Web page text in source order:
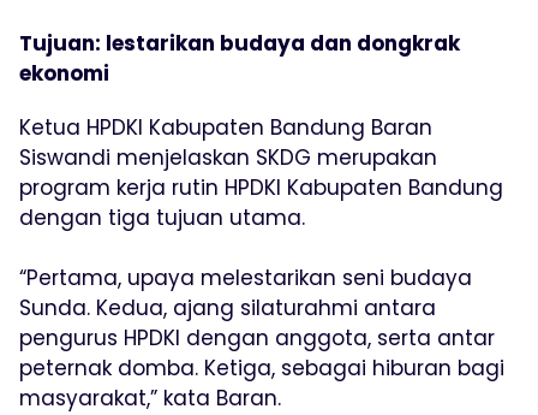
Tujuan: lestarikan budaya dan dongkrak
ekonomi
Ketua HPDKI Kabupaten Bandung Baran
Siswandi menjelaskan SKDG merupakan
program kerja rutin HPDKI Kabupaten Bandung
dengan tiga tujuan utama.
“Pertama, upaya melestarikan seni budaya
Sunda. Kedua, ajang silaturahmi antara
pengurus HPDKI dengan anggota, serta antar
peternak domba. Ketiga, sebagai hiburan bagi
masyarakat,” kata Baran.